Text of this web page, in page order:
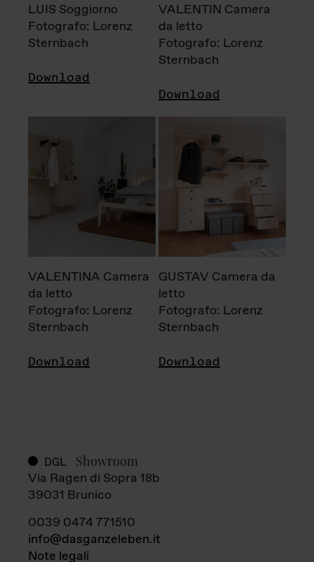
LUIS Soggiorno
Fotografo: Lorenz
Sternbach
Download
VALENTIN Camera
da letto
Fotografo: Lorenz
Sternbach
Download
VALENTINA Camera
da letto
Fotografo: Lorenz
Sternbach
Download
GUSTAV Camera da
letto
Fotografo: Lorenz
Sternbach
Download
DGL Showroom
Via Ragen di Sopra 18b
39031 Brunico
0039 0474 771510
info@dasganzeleben.it
Note legali